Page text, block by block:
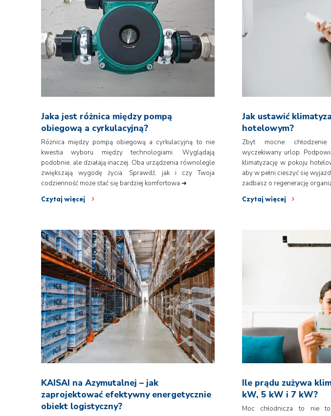
Jaka jest różnica między pompą
obiegową a cyrkulacyjną?
Różnica między pompą obiegową a cyrkulacyjną to nie
kwestia wyboru między technologiami. Wyglądają
podobnie, ale działają inaczej. Oba urządzenia równolegle
zwiększają wygodę życia. Sprawdź, jak i czy Twoja
codzienność może stać się bardziej komfortowa ➜
Czytaj więcej
Jak ustawić
hotelowym?
Zbyt mocne
wyczekiwany urlop.
klimatyzację w pokoju
aby w pełni cieszyć się
zadbasz o regenerację
Czytaj więcej
KAISAI na Azymutalnej – jak
zaprojektować efektywny energetycznie
obiekt logistyczny?
Ile prądu zużywa
kW, 5 kW i 7 kW?
Moc chłodnicza to nie